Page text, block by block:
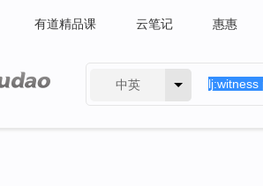
有道精品课 云笔记 惠惠
中英